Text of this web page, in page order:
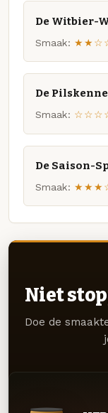
De Witbier-
Smaak:
De
Smaak:
De Saison-
Smaak:
Niet
Doe de